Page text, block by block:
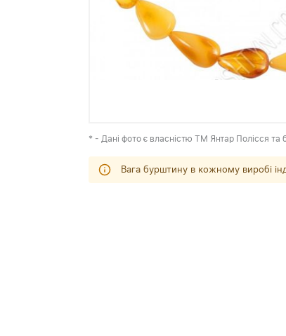
* - Дані фото є власністю ТМ Янтар Полісся та
Вага бурштину в кожному виробі